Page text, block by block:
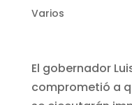
Varios
El gobernador
comprometió a